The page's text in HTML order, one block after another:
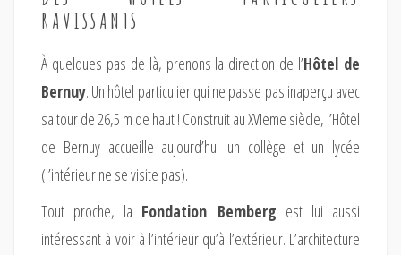
RAVISSANTS
À quelques pas de là, prenons la direction de l’Hôtel de
Bernuy. Un hôtel particulier qui ne passe pas inaperçu avec
sa tour de 26,5 m de haut ! Construit au XVIeme siècle, l’Hôtel
de Bernuy accueille aujourd’hui un collège et un lycée
(l’intérieur ne se visite pas).
Tout proche, la Fondation Bemberg est lui aussi
intéressant à voir à l’intérieur qu’à l’extérieur. L’architecture